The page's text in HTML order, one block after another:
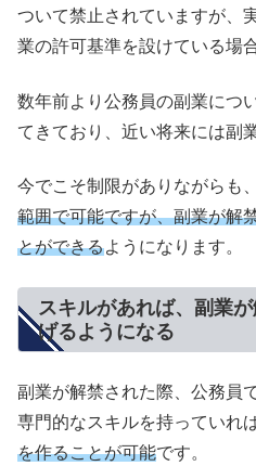
ついて禁止されていますが、
業の許可基準を設けている場
数年前より公務員の副業につ
てきており、近い将来には副
今でこそ制限がありながらも、
範囲で可能ですが、副業が解
とができるようになります。
スキルがあれば、副業
げるようになる
副業が解禁された際、公務員
専門的なスキルを持っていれば
を作ることが可能です。